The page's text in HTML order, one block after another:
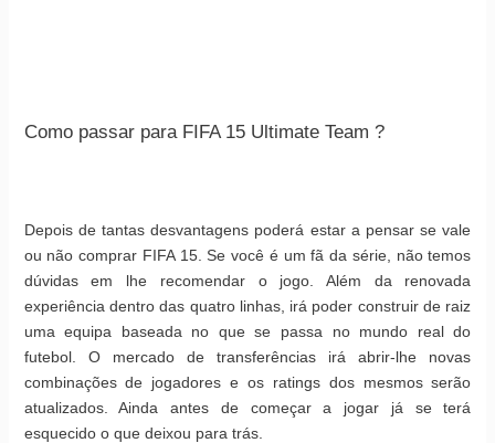
Como passar para FIFA 15 Ultimate Team ?
Depois de tantas desvantagens poderá estar a pensar se vale
ou não comprar FIFA 15. Se você é um fã da série, não temos
dúvidas em lhe recomendar o jogo. Além da renovada
experiência dentro das quatro linhas, irá poder construir de raiz
uma equipa baseada no que se passa no mundo real do
futebol. O mercado de transferências irá abrir-lhe novas
combinações de jogadores e os ratings dos mesmos serão
atualizados. Ainda antes de começar a jogar já se terá
esquecido o que deixou para trás.